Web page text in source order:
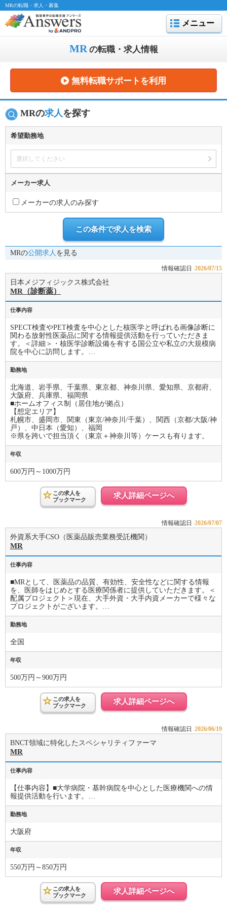
MRの転職・求人・募集
メニュー
MRの転職・求人情報
無料転職サポートを利用
MRの求人を探す
希望勤務地
選択してください
メーカー求人
メーカーの求人のみ探す
この条件で求人を検索
MRの公開求人 を見る
情報確認日 2026/07/15
日本メジフィジックス株式会社
MR（診断薬）
仕事内容
SPECT検査やPET検査を中心とした核医学と呼ばれる画像診断に
関わる放射性医薬品に関する情報提供活動を行っていただきま
す。＜詳細＞・核医学診断設備を有する国公立や私立の大規模病
院を中心に訪問します。…
勤務地
北海道、岩手県、千葉県、東京都、神奈川県、愛知県、京都府、
大阪府、兵庫県、福岡県
■ホームオフィス制（居住地が拠点）
【想定エリア】
札幌市、盛岡市、関東（東京/神奈川/千葉）、関西（京都/大阪/神
戸）、中日本（愛知）、福岡
※県を跨いで担当頂く（東京＋神奈川等）ケースも有ります。
年収
600万円～1000万円
この求人を
ブックマーク
求人詳細ページへ
情報確認日 2026/07/07
外資系大手CSO（医薬品販売業務受託機関）
MR
仕事内容
■MRとして、医薬品の品質、有効性、安全性などに関する情報
を、医師をはじめとする医療関係者に提供していただきます。＜
配属プロジェクト＞現在、大手外資・大手内資メーカーで様々な
プロジェクトがございます。…
勤務地
全国
年収
500万円～900万円
この求人を
ブックマーク
求人詳細ページへ
情報確認日 2026/06/19
BNCT領域に特化したスペシャリティファーマ
MR
仕事内容
【仕事内容】■大学病院・基幹病院を中心とした医療機関への情
報提供活動を行います。…
勤務地
大阪府
年収
550万円～850万円
この求人を
ブックマーク
求人詳細ページへ